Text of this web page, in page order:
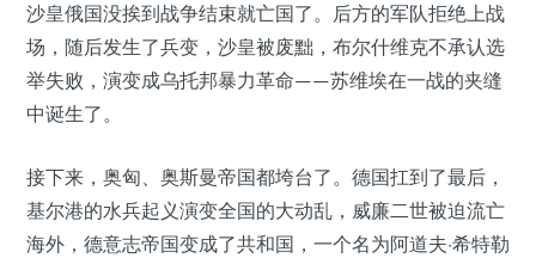
沙皇俄国没挨到战争结束就亡国了。后方的军队拒绝上战
场，随后发生了兵变，沙皇被废黜，布尔什维克不承认选
举失败，演变成乌托邦暴力革命——苏维埃在一战的夹缝
中诞生了。
接下来，奥匈、奥斯曼帝国都垮台了。德国扛到了最后，
基尔港的水兵起义演变全国的大动乱，威廉二世被迫流亡
海外，德意志帝国变成了共和国，一个名为阿道夫·希特勒